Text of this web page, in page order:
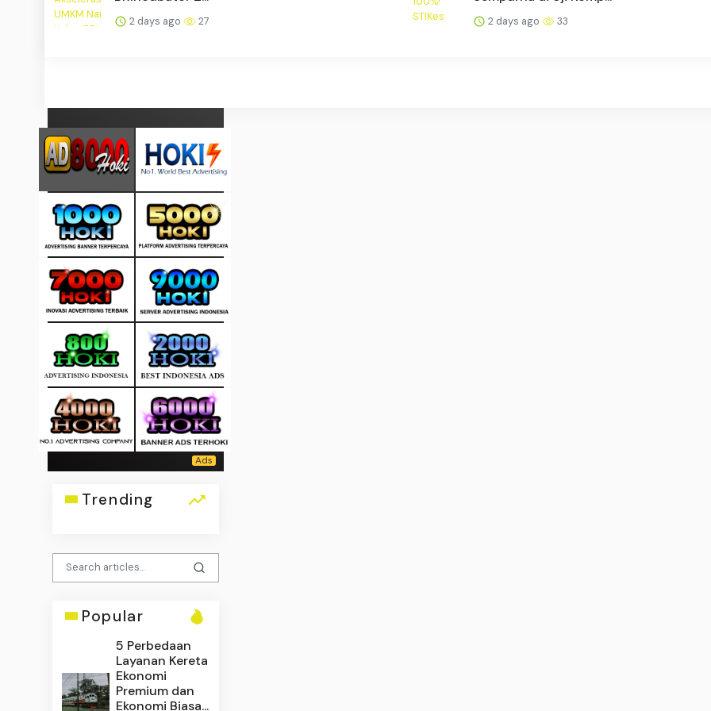
2 days ago 27 2 days ago 33
Trending
Popular
5 Perbedaan
Layanan Kereta
Ekonomi
Premium dan
Ekonomi Biasa...